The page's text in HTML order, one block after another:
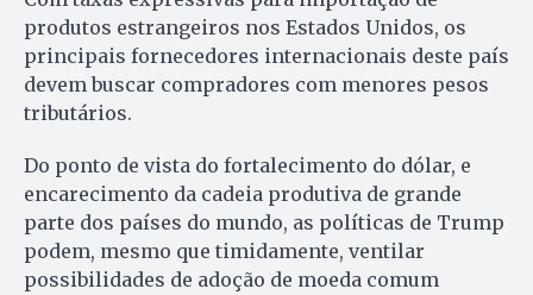
produtos estrangeiros nos Estados Unidos, os
principais fornecedores internacionais deste país
devem buscar compradores com menores pesos
tributários.
Do ponto de vista do fortalecimento do dólar, e
encarecimento da cadeia produtiva de grande
parte dos países do mundo, as políticas de Trump
podem, mesmo que timidamente, ventilar
possibilidades de adoção de moeda comum